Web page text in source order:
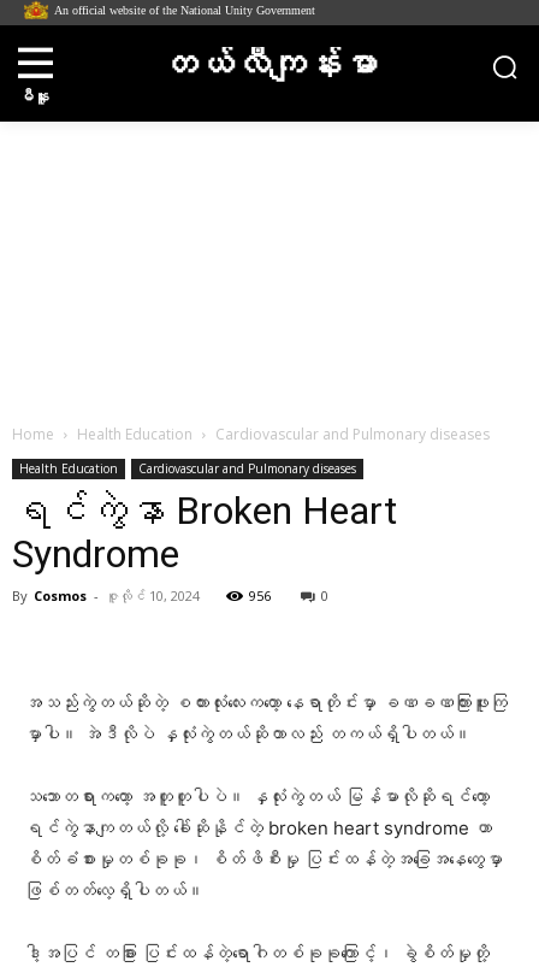
An official website of the National Unity Government
မီနူး
တယ်လီကျန်းမာ
Home Health Education Cardiovascular and Pulmonary diseases
Health Education Cardiovascular and Pulmonary diseases
ရင်ကွဲနာ Broken Heart
Syndrome
By Cosmos - ဇူလိုင် 10, 2024 956
0
အသည်းကွဲတယ်ဆိုတဲ့ စကားလုံးလေးကတော့ နေရာတိုင်းမှာ ခဏခဏကြားဖူးကြ
မှာပါ။ အဲဒီလိုပဲ နှလုံးကွဲတယ်ဆိုတာလည်း တကယ်ရှိပါတယ်။
သဘောတရားကတော့ အတူတူပါပဲ။ နှလုံးကွဲတယ် မြန်မာလိုဆိုရင်တော့
ရင်ကွဲနာကျတယ်လို့ ခေါ်ဆိုနိုင်တဲ့ broken heart syndrome ဟာ
စိတ်ခံစားမှုတစ်ခုခု၊ စိတ်ဖိစီးမှု ပြင်းထန်တဲ့အခြေအနေတွေမှာ
ဖြစ်တတ်လေ့ရှိပါတယ်။
ဒါ့အပြင် တခြား ပြင်းထန်တဲ့ရောဂါတစ်ခုခုကြောင့်၊ ခွဲစိတ်မှုတို့